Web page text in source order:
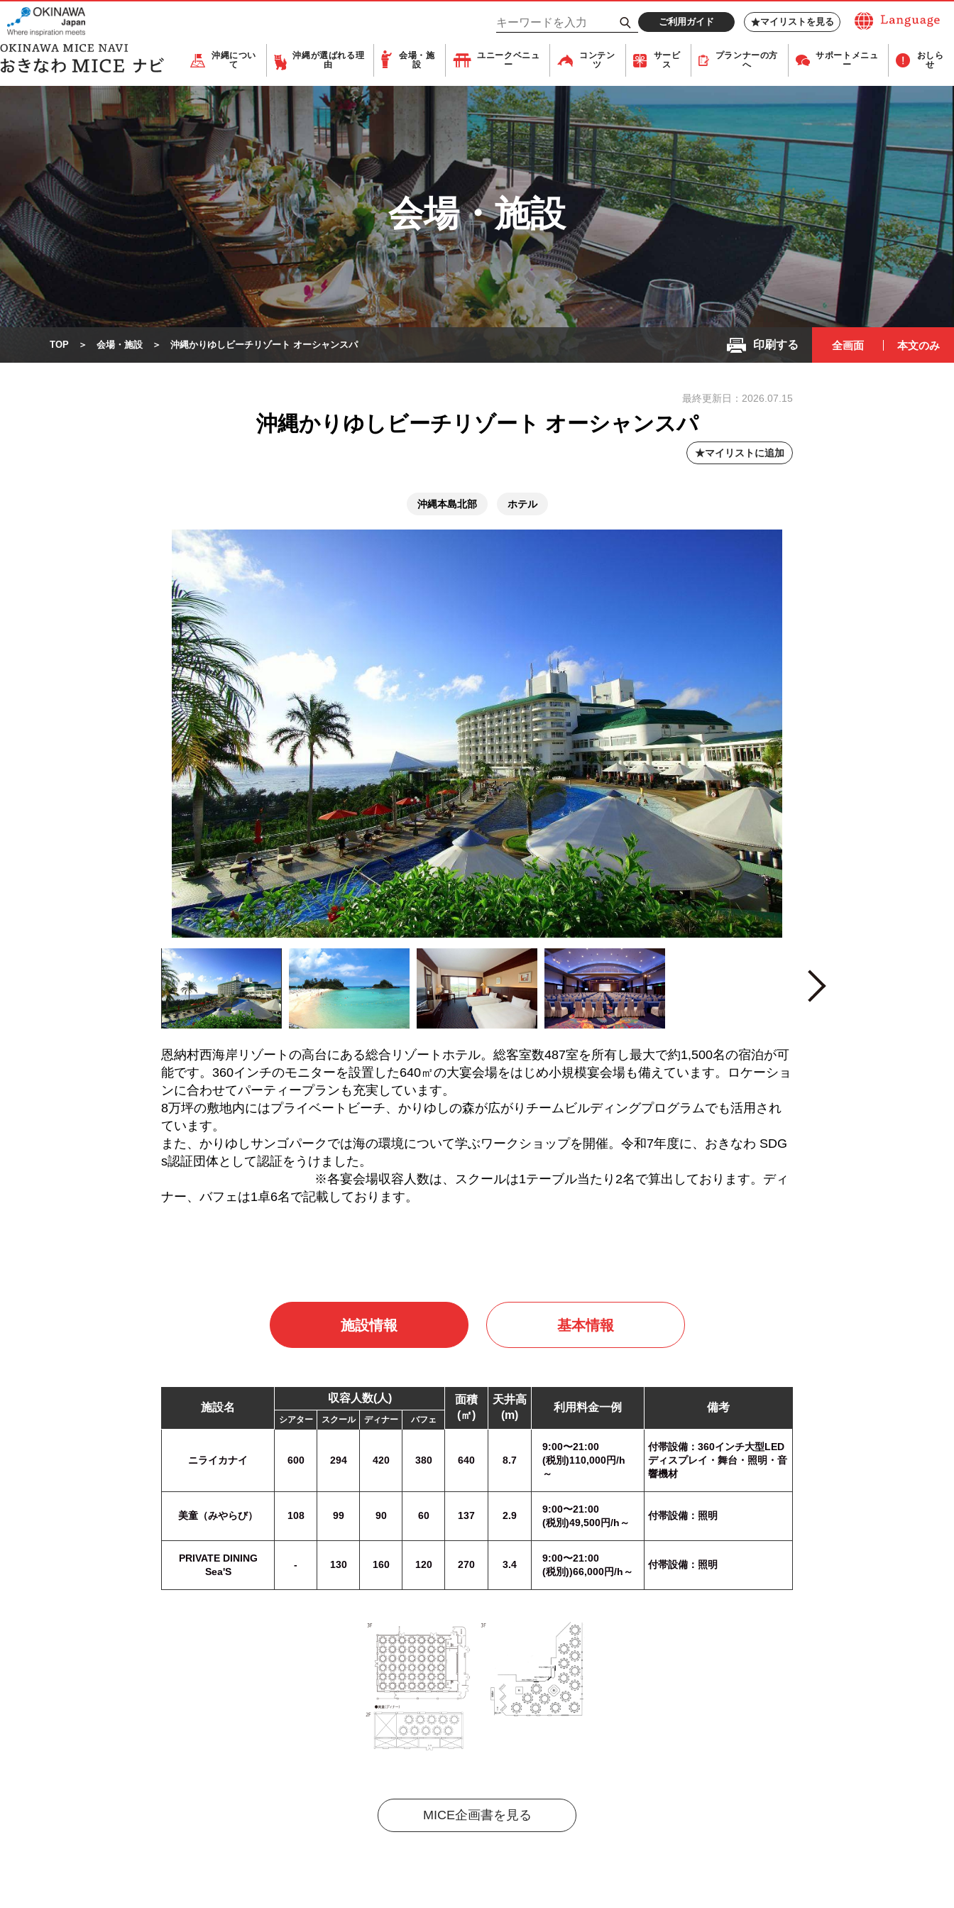
ご利用ガイド マイリストを見る
沖縄につい
て
沖縄が選ばれる理
由
会場・施
設
ユニークベニュ
ー
コンテン
ツ
サービ
ス
プランナーの方
へ
サポート メニュ
ー
おしら
せ
会場・施設
TOP 会場・施設 沖縄かりゆしビーチリゾート オーシャンスパ 印刷する 全画面 本文のみ
最終更新日： 2026.07.15
沖縄かりゆしビーチリゾート オーシャンスパ
マイリストに追加
沖縄本島北部 ホテル
Next
恩納村西海岸リゾートの高台にある総合リゾートホテル。総客室数487室を所有し最大で約1,500名の宿泊が可
能です。360インチのモニターを設置した640㎡の大宴会場をはじめ小規模宴会場も備えています。ロケーショ
ンに合わせてパーティープランも充実しています。
8万坪の敷地内にはプライベートビーチ、かりゆしの森が広がりチームビルディングプログラムでも活用され
ています。
また、かりゆしサンゴパークでは海の環境について学ぶワークショップを開催。令和7年度に、おきなわ SDG
s認証団体として認証をうけました。
※各宴会場収容人数は、スクールは1テーブル当たり2名で算出しております。ディ
ナー、バフェは1卓6名で記載しております。
施設情報 基本情報
施設名
収容人数(人)
面積
(㎡)
天井高
(m)
利用料金一例 備考
シアター スクール ディナー バフェ
ニライカナイ 600 294 420 380 640 8.7
9:00〜21:00
(税別)110,000円/h
～
付帯設備：360インチ大型LED
ディスプレイ・舞台・照明・音
響機材
美童（みやらび） 108 99 90 60 137 2.9
9:00〜21:00
(税別)49,500円/h～
付帯設備：照明
PRIVATE DINING
Sea'S
- 130 160 120 270 3.4
9:00〜21:00
(税別))66,000円/h～
付帯設備：照明
MICE企画書を見る